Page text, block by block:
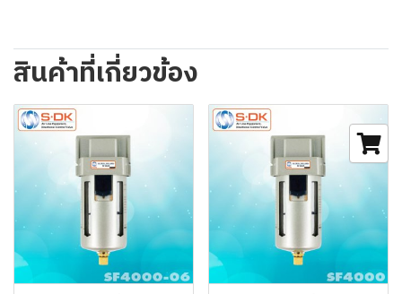
สินค้าที่เกี่ยวข้อง